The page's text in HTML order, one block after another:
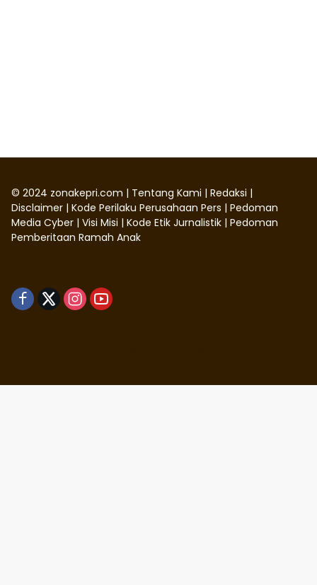
© 2024 zonakepri.com | Tentang Kami | Redaksi |
Disclaimer | Kode Perilaku Perusahaan Pers | Pedoman
Media Cyber | Visi Misi | Kode Etik Jurnalistik | Pedoman
Pemberitaan Ramah Anak